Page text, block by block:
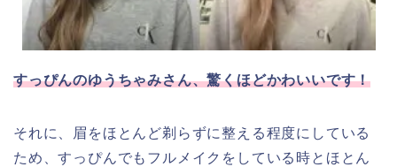
すっぴんのゆうちゃみさん、驚くほどかわいいです！
それに、眉をほとんど剃らずに整える程度にしている
ため、すっぴんでもフルメイクをしている時とほとん